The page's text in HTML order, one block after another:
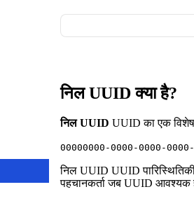
निल UUID क्या है?
निल UUID UUID का एक विशेष
00000000-0000-0000-
निल UUID UUID
पहचानकर्ता जब UUID आवश्यक